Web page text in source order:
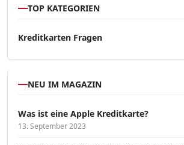
TOP KATEGORIEN
Kreditkarten Fragen
NEU IM MAGAZIN
Was ist eine Apple Kreditkarte?
13. September 2023